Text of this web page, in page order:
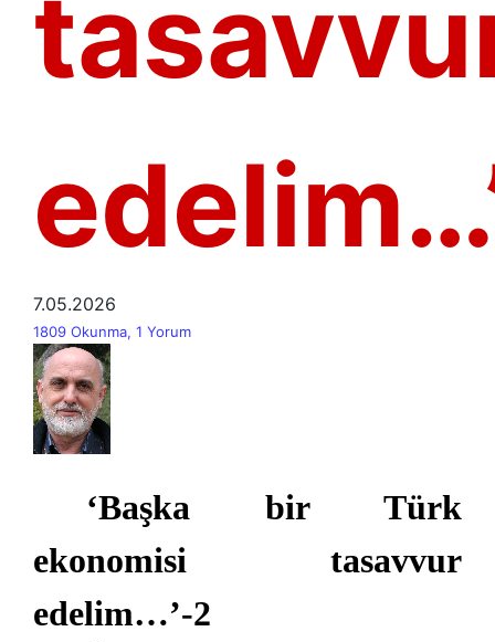
7.05.2026
1809 Okunma, 1 Yorum
‘Başka bir Türk
ekonomisi tasavvur
edelim…’-2